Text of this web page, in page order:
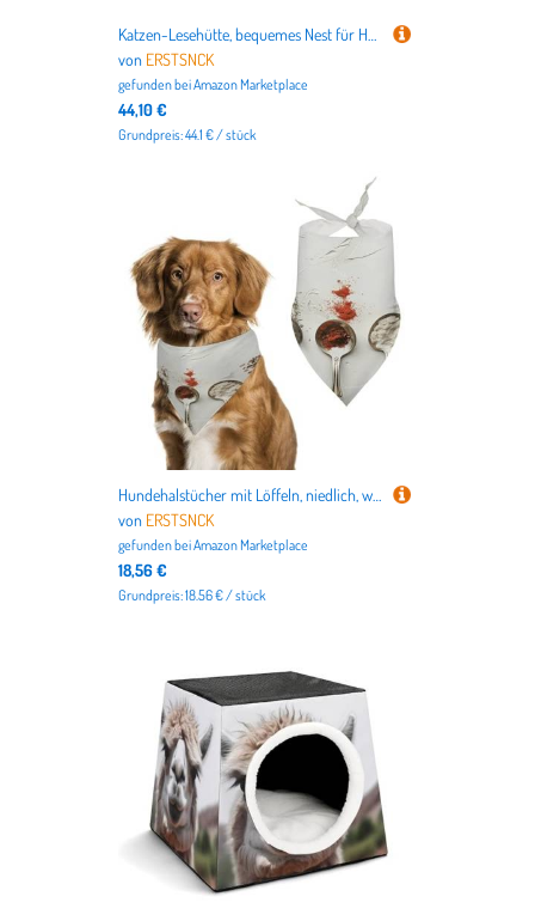
Katzen-Lesehütte, bequemes Nest für Haustiere, Weltraumkapsel, warm, weich, für den Innenbereich, Haustierhaus für Innenkatzen, kleine Hunde und mittelgroße Tiere
von ERSTSNCK
gefunden beiAmazon Marketplace
44,10 €
Grundpreis: 44.1 € / stück
Hundehalstücher mit Löffeln, niedlich, weiche Baumwolle, waschbar, für den täglichen Sommer, langlebig, dreieckig, wendbar, geeignet für kleine, mittelgroße und große Hunde und Katzen
von ERSTSNCK
gefunden beiAmazon Marketplace
18,56 €
Grundpreis: 18.56 € / stück